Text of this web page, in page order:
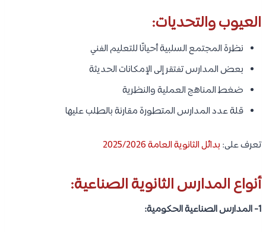
العيوب والتحديات:
نظرة المجتمع السلبية أحيانًا للتعليم الفني
بعض المدارس تفتقر إلى الإمكانات الحديثة
ضغط المناهج العملية والنظرية
قلة عدد المدارس المتطورة مقارنة بالطلب عليها
تعرف على: بدائل الثانوية العامة 2025/2026
أنواع المدارس الثانوية الصناعية:
1- المدارس الصناعية الحكومية: